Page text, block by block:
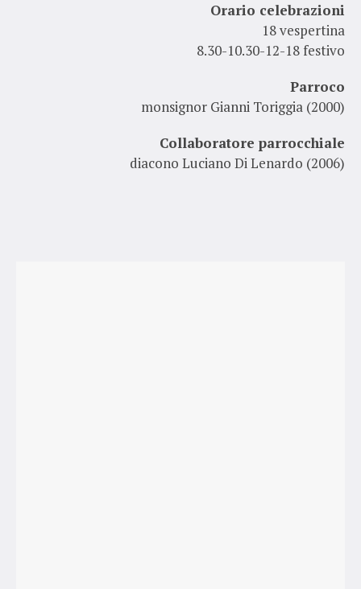
Orario celebrazioni
18 vespertina
8.30-10.30-12-18 festivo
Parroco
monsignor Gianni Toriggia (2000)
Collaboratore parrocchiale
diacono Luciano Di Lenardo (2006)